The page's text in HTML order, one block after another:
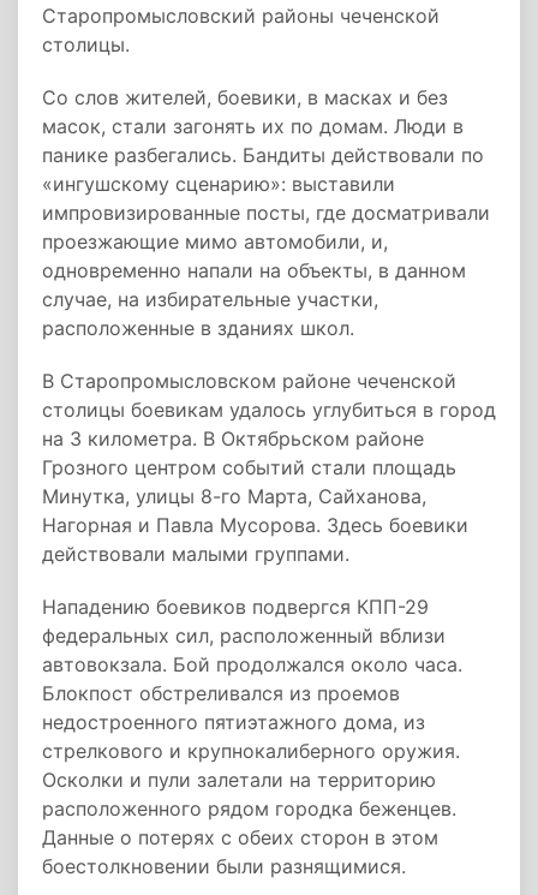
Старопромысловский районы чеченской
столицы.
Со слов жителей, боевики, в масках и без
масок, стали загонять их по домам. Люди в
панике разбегались. Бандиты действовали по
«ингушскому сценарию»: выставили
импровизированные посты, где досматривали
проезжающие мимо автомобили, и,
одновременно напали на объекты, в данном
случае, на избирательные участки,
расположенные в зданиях школ.
В Старопромысловском районе чеченской
столицы боевикам удалось углубиться в город
на 3 километра. В Октябрьском районе
Грозного центром событий стали площадь
Минутка, улицы 8-го Марта, Сайханова,
Нагорная и Павла Мусорова. Здесь боевики
действовали малыми группами.
Нападению боевиков подвергся КПП-29
федеральных сил, расположенный вблизи
автовокзала. Бой продолжался около часа.
Блокпост обстреливался из проемов
недостроенного пятиэтажного дома, из
стрелкового и крупнокалиберного оружия.
Осколки и пули залетали на территорию
расположенного рядом городка беженцев.
Данные о потерях с обеих сторон в этом
боестолкновении были разнящимися.